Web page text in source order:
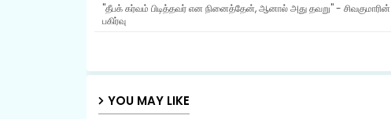
"தீபக் கர்வம் பிடித்தவர் என நினைத்தேன், ஆனால் அது தவறு" - சிவகுமாரின்
பகிர்வு
YOU MAY LIKE